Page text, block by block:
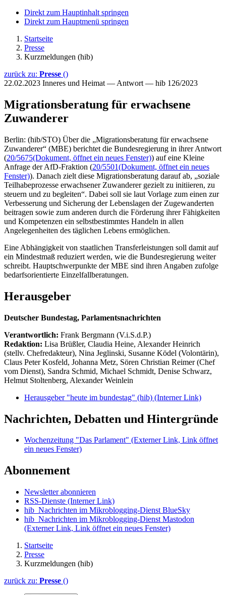
Direkt zum Hauptinhalt springen
Direkt zum Hauptmenü springen
Startseite
Presse
Kurzmeldungen (hib)
zurück zu: Presse ()
22.02.2023 Inneres und Heimat — Antwort — hib 126/2023
Migrationsberatung für erwachsene
Zuwanderer
Berlin: (hib/STO) Über die „Migrationsberatung für erwachsene
Zuwanderer“ (MBE) berichtet die Bundesregierung in ihrer Antwort
(20/5675(Dokument, öffnet ein neues Fenster)) auf eine Kleine
Anfrage der AfD-Fraktion (20/5501(Dokument, öffnet ein neues
Fenster)). Danach zielt diese Migrationsberatung darauf ab, „soziale
Teilhabeprozesse erwachsener Zuwanderer gezielt zu initiieren, zu
steuern und zu begleiten“. Dabei soll sie laut Vorlage zum einen zur
Verbesserung und Sicherung der Lebenslagen der Zugewanderten
beitragen sowie zum anderen durch die Förderung ihrer Fähigkeiten
und Kompetenzen ein selbstbestimmtes Handeln in allen
Angelegenheiten des täglichen Lebens ermöglichen.
Eine Abhängigkeit von staatlichen Transferleistungen soll damit auf
ein Mindestmaß reduziert werden, wie die Bundesregierung weiter
schreibt. Hauptschwerpunkte der MBE sind ihren Angaben zufolge
bedarfsorientierte Einzelfallberatungen.
Herausgeber
Deutscher Bundestag, Parlamentsnachrichten
Verantwortlich: Frank Bergmann (V.i.S.d.P.)
Redaktion: Lisa Brüßler, Claudia Heine, Alexander Heinrich
(stellv. Chefredakteur), Nina Jeglinski, Susanne Ködel (Volontärin),
Claus Peter Kosfeld, Johanna Metz, Sören Christian Reimer (Chef
vom Dienst), Sandra Schmid, Michael Schmidt, Denise Schwarz,
Helmut Stoltenberg, Alexander Weinlein
Herausgeber "heute im bundestag" (hib) (Interner Link)
Nachrichten, Debatten und Hintergründe
Wochenzeitung "Das Parlament" (Externer Link, Link öffnet
ein neues Fenster)
Abonnement
Newsletter abonnieren
RSS-Dienste (Interner Link)
hib_Nachrichten im Mikroblogging-Dienst BlueSky
hib_Nachrichten im Mikroblogging-Dienst Mastodon
(Externer Link, Link öffnet ein neues Fenster)
Startseite
Presse
Kurzmeldungen (hib)
zurück zu: Presse ()